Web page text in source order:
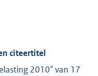
citeertitel
2010" van 17